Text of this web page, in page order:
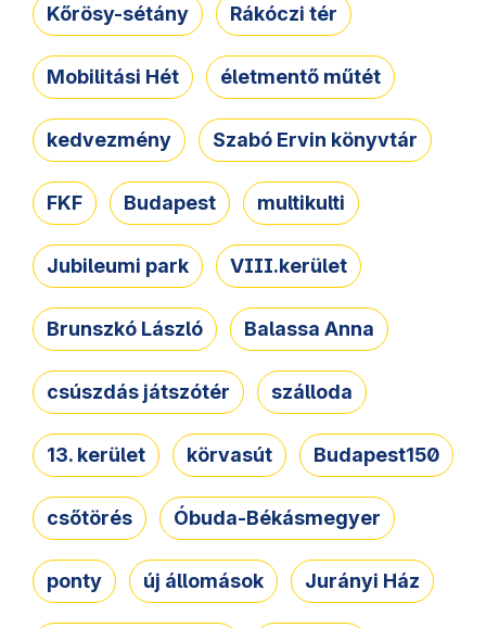
Kőrösy-sétány Rákóczi tér
Mobilitási Hét életmentő műtét
kedvezmény Szabó Ervin könyvtár
FKF Budapest multikulti
Jubileumi park VIII.kerület
Brunszkó László Balassa Anna
csúszdás játszótér szálloda
13. kerület körvasút Budapest150
csőtörés Óbuda-Békásmegyer
ponty új állomások Jurányi Ház